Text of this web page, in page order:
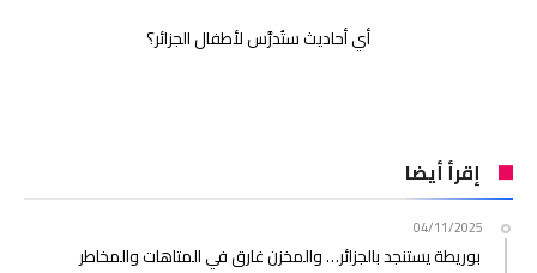
أي أحاديث ستُدرَّس لأطفال الجزائر؟
إقرأ أيضا
04/11/2025
بوريطة يستنجد بالجزائر… والمخزن غارق في المتاهات والمخاطر